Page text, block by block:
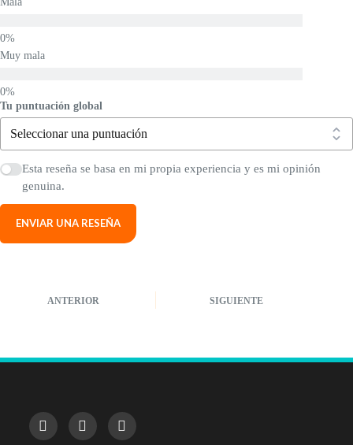
Muy mala
Tu puntuación global
Esta reseña se basa en mi propia experiencia y es mi opinión
genuina.
ENVIAR UNA RESEÑA
ANTERIOR SIGUIENTE